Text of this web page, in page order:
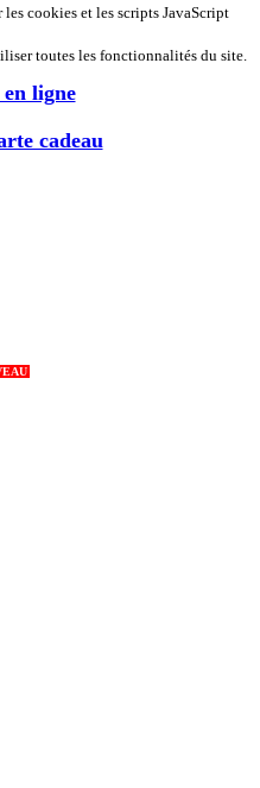
les cookies et les scripts JavaScript
toutes les fonctionnalités du site.
ligne
cadeau